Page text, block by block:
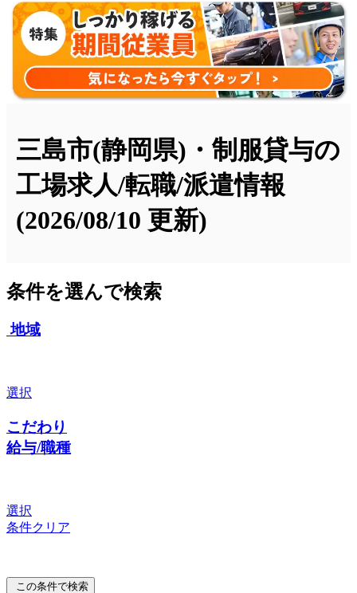
三島市(静岡県)・制服貸与の
工場求人/転職/派遣情報
(2026/08/10 更新)
条件を選んで検索
地域
選択
こだわり
給与/職種
選択
条件クリア
この条件で検索